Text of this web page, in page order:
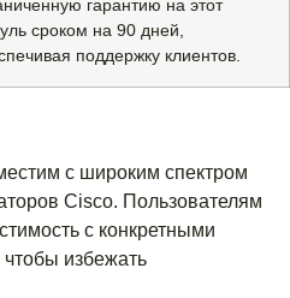
гарантию на этот
сроком на 90 дней,
поддержку клиентов.
с широким спектром
Cisco. Пользователям
с конкретными
избежать